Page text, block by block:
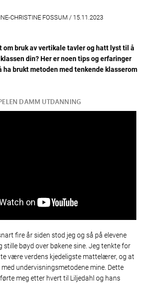
CHRISTINE FOSSUM / 15.11.2023
om bruk av vertikale tavler og hatt lyst til å
din? Her er noen tips og erfaringer
ha brukt metoden med tenkende klasserom
fire år siden stod jeg og så på elevene
bøyd over bøkene sine. Jeg tenkte for
være verdens kjedeligste mattelærer, og at
undervisningsmetodene mine. Dette
meg etter hvert til Liljedahl og hans